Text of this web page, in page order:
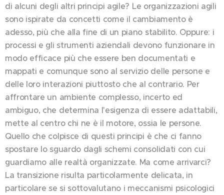
di alcuni degli altri principi agile? Le organizzazioni agili
sono ispirate da concetti come il cambiamento è
adesso, più che alla fine di un piano stabilito. Oppure: i
processi e gli strumenti aziendali devono funzionare in
modo efficace più che essere ben documentati e
mappati e comunque sono al servizio delle persone e
delle loro interazioni piuttosto che al contrario. Per
affrontare un ambiente complesso, incerto ed
ambiguo, che determina l'esigenza di essere adattabili,
mette al centro chi ne è il motore, ossia le persone.
Quello che colpisce di questi principi è che ci fanno
spostare lo sguardo dagli schemi consolidati con cui
guardiamo alle realtà organizzate. Ma come arrivarci?
La transizione risulta particolarmente delicata, in
particolare se si sottovalutano i meccanismi psicologici